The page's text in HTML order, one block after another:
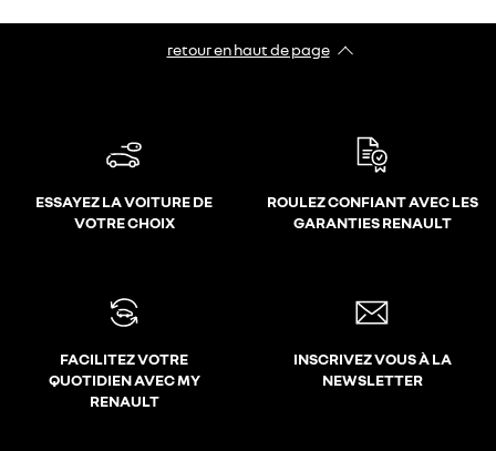
retour en haut de page​
ESSAYEZ LA VOITURE DE
VOTRE CHOIX
ROULEZ CONFIANT AVEC LES
GARANTIES RENAULT
FACILITEZ VOTRE
QUOTIDIEN AVEC MY
RENAULT
INSCRIVEZ VOUS À LA
NEWSLETTER